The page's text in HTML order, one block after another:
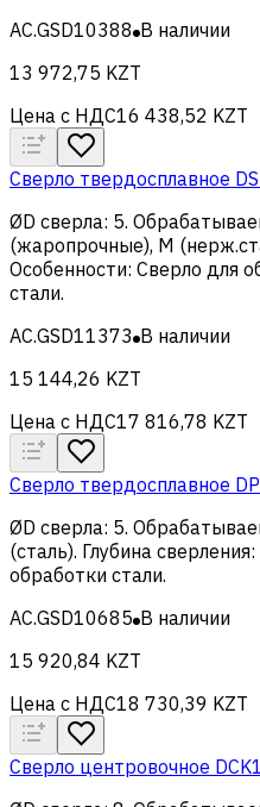
AC.GSD10388 В наличии
13 972,75 KZT
Цена с НДС16 438,52 KZT
Сверло твердосплавное
ØD сверла: 5.
(жаропрочные), M
Особенности: Сверло для
стали.
AC.GSD11373 В наличии
15 144,26 KZT
Цена с НДС17 816,78 KZT
Сверло твердосплавное
ØD сверла: 5.
(сталь). Глубина сверления:
обработки стали.
AC.GSD10685 В наличии
15 920,84 KZT
Цена с НДС18 730,39 KZT
Сверло центровочное